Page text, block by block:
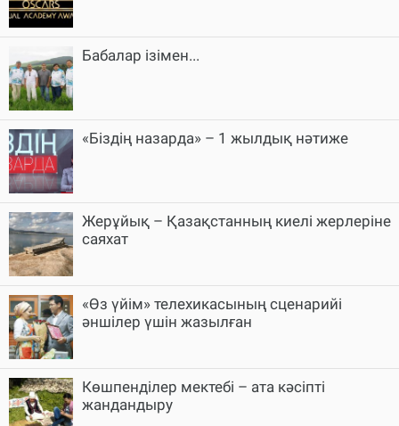
Бабалар ізімен...
«Біздің назарда» – 1 жылдық нәтиже
Жерұйық – Қазақстанның киелі жерлеріне
саяхат
«Өз үйім» телехикасының сценарийі
әншілер үшін жазылған
Көшпенділер мектебі – ата кәсіпті
жандандыру